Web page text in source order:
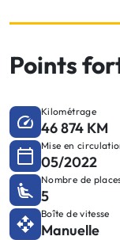
Points
Kilométrage
46 874 KM
Mise en
05/2022
Nombre de
5
Boîte de vitesse
Manuelle